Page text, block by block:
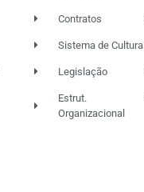
Contratos
Sistema de Cultura
Legislação
Estrut.
Organizacional